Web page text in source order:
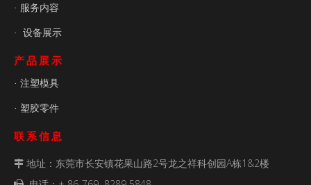
· 服务内容
· 设备展示
产品展示
· 注塑模具
· 塑胶零件
联系信息
 地址：东莞市长安镇花果山路2号龙之祥科创园A栋1&2楼